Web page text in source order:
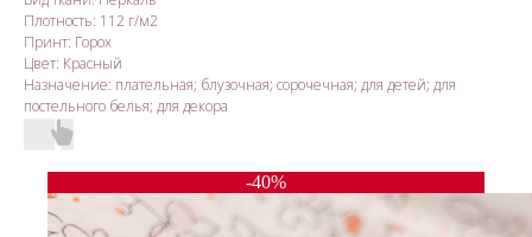
Плотность: 112 г/м2
Принт: Горох
Цвет: Красный
Назначение: плательная; блузочная; сорочечная; для детей; для
постельного белья; для декора
-40%